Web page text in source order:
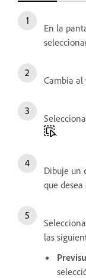
En la
Cambia al
.
Dibuje un
que desea
las